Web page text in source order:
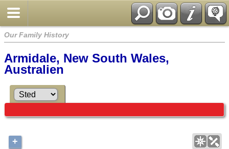
Our Family History
Armidale, New South Wales,
Australien
+